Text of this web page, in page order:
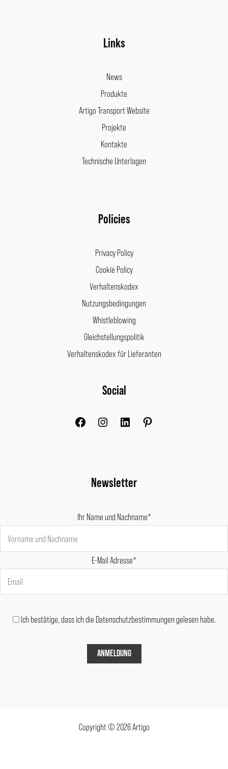
Links
News
Produkte
Artigo Transport Website
Projekte
Kontakte
Technische Unterlagen
Policies
Privacy Policy
Cookie Policy
Verhaltenskodex
Nutzungsbedingungen
Whistleblowing
Gleichstellungspolitik
Verhaltenskodex für Lieferanten
Social
Newsletter
Ihr Name und Nachname*
E-Mail Adresse*
Ich bestätige, dass ich die Datenschutzbestimmungen gelesen habe.
Copyright © 2026 Artigo